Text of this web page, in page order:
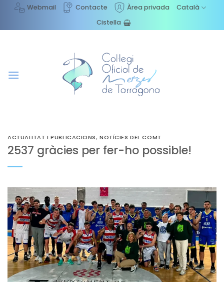
content
Webmail Contacte Àrea privada
Català
Cistella
ACTUALITAT I PUBLICACIONS,NOTÍCIES DEL COMT
2537 gràcies per fer-ho possible!